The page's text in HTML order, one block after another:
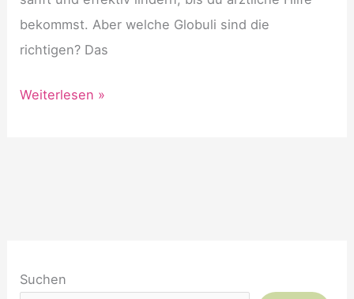
bekommst. Aber welche Globuli sind die
richtigen? Das
Augenverletzungen
Weiterlesen »
Suchen